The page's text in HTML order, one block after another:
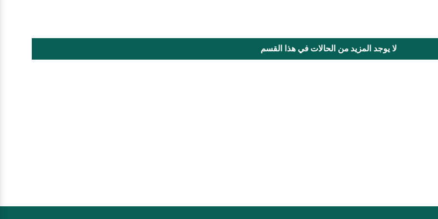
لا يوجد المزيد من الحالات في هذا القسم